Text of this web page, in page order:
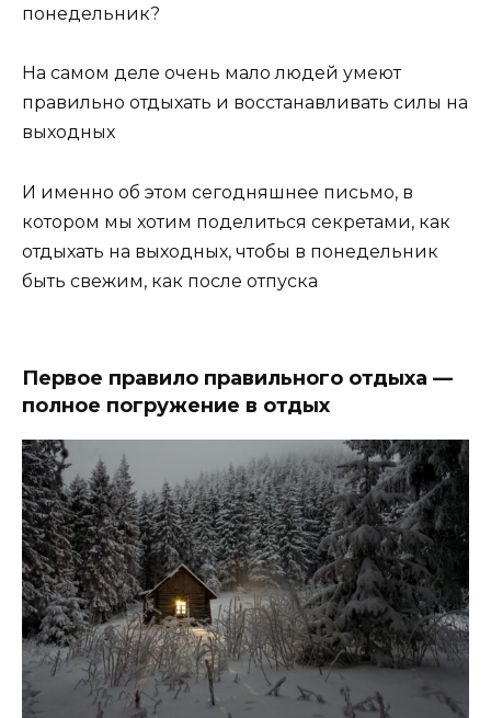
понедельник?
На самом деле очень мало людей умеют
правильно отдыхать и восстанавливать силы на
выходных
И именно об этом сегодняшнее письмо, в
котором мы хотим поделиться секретами, как
отдыхать на выходных, чтобы в понедельник
быть свежим, как после отпуска
Первое правило правильного отдыха —
полное погружение в отдых